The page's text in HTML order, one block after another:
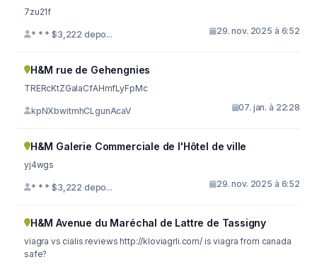
7zu21f
* * * $3,222 depo... 29. nov. 2025 à 6:52
H&M rue de Gehengnies
TRERcKtZGaIaCfAHmfLyFpMc
kpNXbwitmhCLgunAcaV 07. jan. à 22:28
H&M Galerie Commerciale de l'Hôtel de ville
yj4wgs
* * * $3,222 depo... 29. nov. 2025 à 6:52
H&M Avenue du Maréchal de Lattre de Tassigny
viagra vs cialis reviews http://kloviagrli.com/ is viagra from canada
safe?